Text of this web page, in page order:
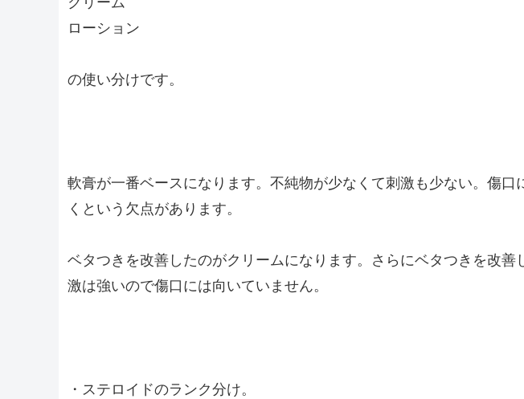
ローション
の使い分けです。
軟膏が一番ベースになります。不純物が少なくて刺激も少ない。傷口
くという欠点があります。
ベタつきを改善したのがクリームになります。さらにベタつきを改善
激は強いので傷口には向いていません。
・ステロイドのランク分け。